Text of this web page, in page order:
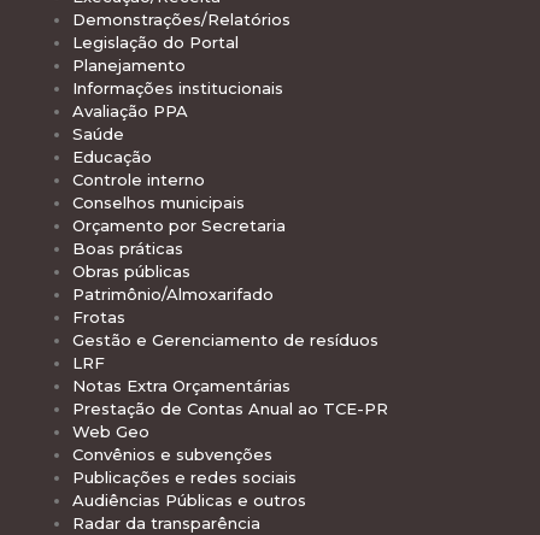
Demonstrações/Relatórios
Legislação do Portal
Planejamento
Informações institucionais
Avaliação PPA
Saúde
Educação
Controle interno
Conselhos municipais
Orçamento por Secretaria
Boas práticas
Obras públicas
Patrimônio/Almoxarifado
Frotas
Gestão e Gerenciamento de resíduos
LRF
Notas Extra Orçamentárias
Prestação de Contas Anual ao TCE-PR
Web Geo
Convênios e subvenções
Publicações e redes sociais
Audiências Públicas e outros
Radar da transparência